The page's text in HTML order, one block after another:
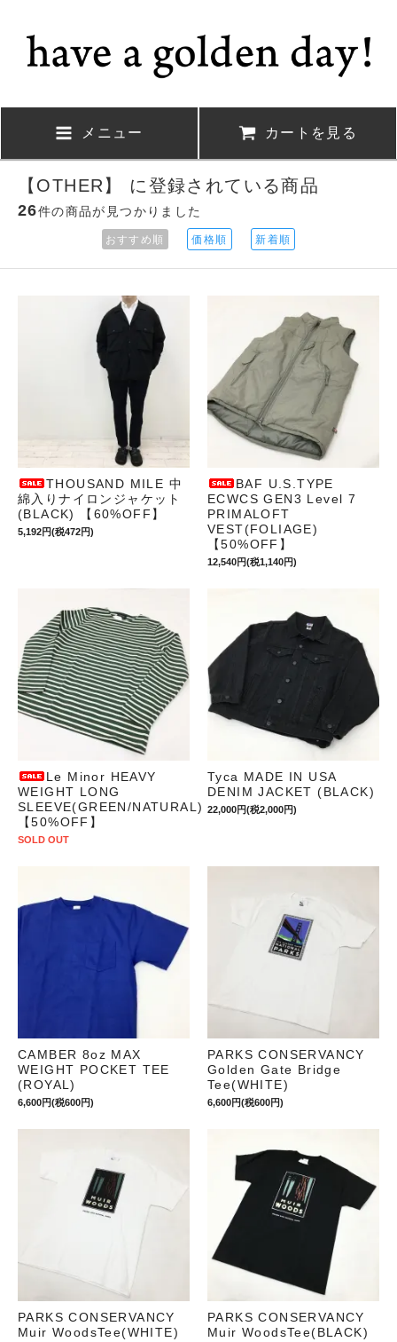
メニュー カートを見る
【OTHER】 に登録されている商品
26件の商品が見つかりました
おすすめ順 価格順 新着順
THOUSAND MILE 中
綿入りナイロンジャケット
(BLACK) 【60%OFF】
5,192円(税472円)
BAF U.S.TYPE
ECWCS GEN3 Level 7
PRIMALOFT
VEST(FOLIAGE)
【50%OFF】
12,540円(税1,140円)
Le Minor HEAVY
WEIGHT LONG
SLEEVE(GREEN/NATURAL)
【50%OFF】
SOLD OUT
Tyca MADE IN USA
DENIM JACKET (BLACK)
22,000円(税2,000円)
CAMBER 8oz MAX
WEIGHT POCKET TEE
(ROYAL)
6,600円(税600円)
PARKS CONSERVANCY
Golden Gate Bridge
Tee(WHITE)
6,600円(税600円)
PARKS CONSERVANCY
Muir WoodsTee(WHITE)
PARKS CONSERVANCY
Muir WoodsTee(BLACK)